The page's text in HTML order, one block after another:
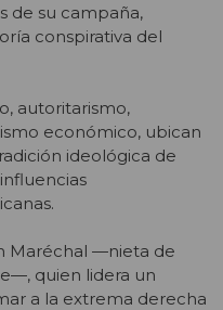
de su campaña,
conspirativa del
autoritarismo,
económico, ubican
ideológica de
Maréchal —nieta de
quien lidera un
a la extrema derecha